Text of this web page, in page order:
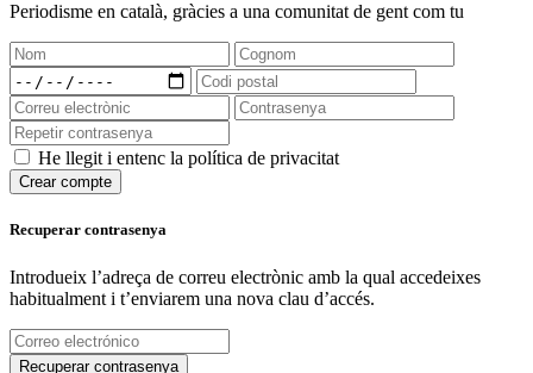
Periodisme en català, gràcies a una comunitat de gent com tu
He llegit i entenc la política de privacitat
Crear compte
Recuperar contrasenya
Introdueix l’adreça de correu electrònic amb la qual accedeixes
habitualment i t’enviarem una nova clau d’accés.
Recuperar contrasenya